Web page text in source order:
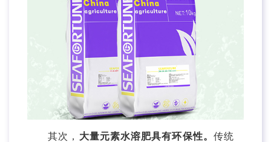
其次， 大量元素水溶肥具有环保性。 传统